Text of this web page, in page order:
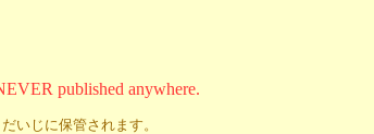
published anywhere.
いじに保管されます。